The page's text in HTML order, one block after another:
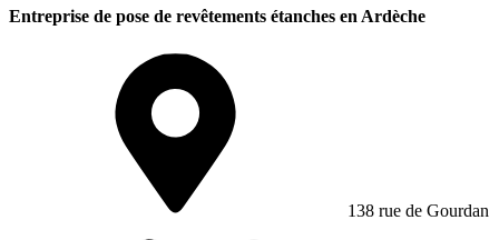
Entreprise de pose de revêtements étanches en Ardèche
138 rue de Gourdan